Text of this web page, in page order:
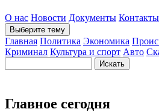
О нас Новости Документы Контакты
Выберите тему
Главная Политика Экономика
Криминал Культура и спорт Авто
Главное сегодня